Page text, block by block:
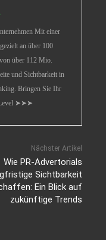
Mit einer
an über 100
über 112 Mio.
und Sichtbarkeit in
Bringen Sie Ihr
Level ➤➤➤
Nächster Artikel
Wie PR-Advertorials
Sichtbarkeit
Ein Blick auf
zukünftige Trends